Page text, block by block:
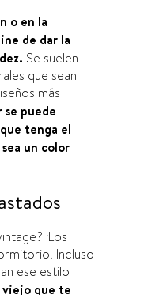
o en la
de dar la
Se suelen
que sean
más
se puede
tenga el
un color
¡Los
Incluso
ese estilo
viejo que te